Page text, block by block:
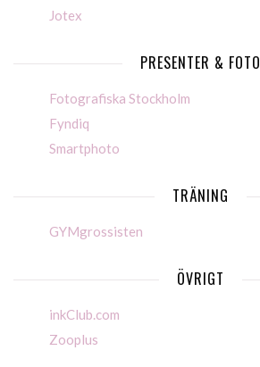
Jotex
PRESENTER & FOTO
Fotografiska Stockholm
Fyndiq
Smartphoto
TRÄNING
GYMgrossisten
ÖVRIGT
inkClub.com
Zooplus